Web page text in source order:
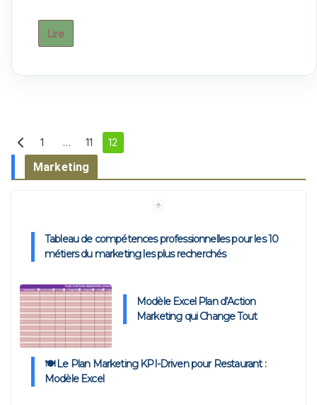
Lire
Pagination
des
publications
1 … 11 12
Marketing
Tableau de compétences professionnelles pour les 10
métiers du marketing les plus recherchés
Modèle Excel Plan d’Action
Marketing qui Change Tout
🍽️ Le Plan Marketing KPI-Driven pour Restaurant :
Modèle Excel